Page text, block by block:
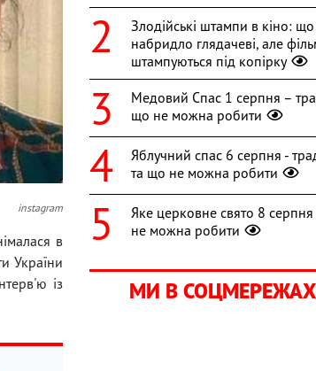
instagram
в
України
із
Злодійські штампи в кіно:
набридло глядачеві, але
штампуються під копірку
Медовий Спас 1 серпня –
що не можна робити
Яблучний спас 6 серпня -
та що не можна робити
Яке церковне свято 8 серпня
не можна робити
МИ В СОЦМЕРЕЖАХ